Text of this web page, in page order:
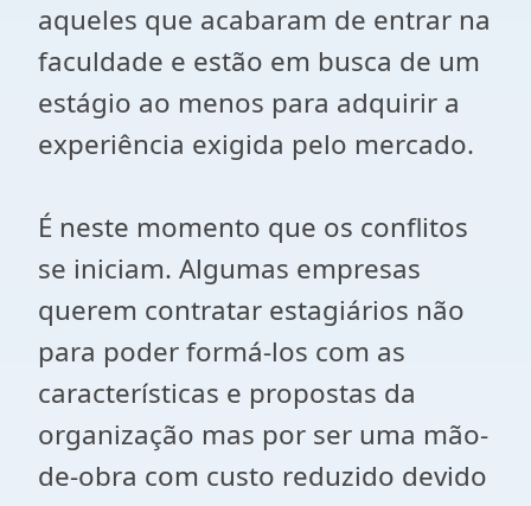
aqueles que acabaram de entrar na
faculdade e estão em busca de um
estágio ao menos para adquirir a
experiência exigida pelo mercado.
É neste momento que os conflitos
se iniciam. Algumas empresas
querem contratar estagiários não
para poder formá-los com as
características e propostas da
organização mas por ser uma mão-
de-obra com custo reduzido devido